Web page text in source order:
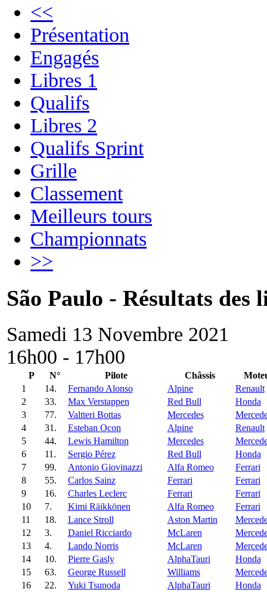
<<
Présentation
Engagés
Libres 1
Qualifs
Libres 2
Qualifs Sprint
Grille
Classement
Meilleurs tours
Championnats
>>
São Paulo - Résultats des
Samedi 13 Novembre 2021
16h00 - 17h00
P N° Pilote Châssis
1
14. Fernando Alonso Alpine
Renault
2
33. Max Verstappen Red Bull
Honda
3
77. Valtteri Bottas Mercedes
4
31. Esteban Ocon Alpine
Renault
5
44. Lewis Hamilton Mercedes
6
11. Sergio Pérez Red Bull
Honda
7
99. Antonio Giovinazzi Alfa Romeo
Ferrari
8
55. Carlos Sainz Ferrari
Ferrari
9
16. Charles Leclerc Ferrari
Ferrari
10
7. Kimi Räikkönen Alfa Romeo
Ferrari
11
18. Lance Stroll Aston Martin
12
3. Daniel Ricciardo McLaren
13
4. Lando Norris McLaren
14
10. Pierre Gasly AlphaTauri
Honda
15
63. George Russell Williams
16
22. Yuki Tsunoda AlphaTauri
Honda